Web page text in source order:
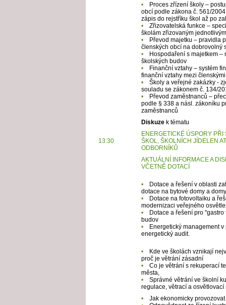
•
Proces zřízení školy –
obcí podle zákona č. 561/
zápis do rejstříku škol až po
•
Zřizovatelská funkce –
školám zřizovaným
•
Převod majetku – pravidla
členských obcí na dobrovolný
•
Hospodaření s majetkem –
školských budov
•
Finanční vztahy – systém
finanční vztahy mezi
•
Školy a veřejné zakázky -
souladu se zákonem č. 134/
•
Převod zaměstnanců –
podle § 338 a násl. zákoníku
zaměstnanců
Diskuzek tématu
13:30
ENERGETICKÉ ÚSPORY
ŠKOL, ŠKOLNÍCH JÍDELEN
ODBORNÍKŮ
AKTUÁLNÍ INFORMACE A
VČETNĚ DOTACÍ
•
Dotace a řešení v oblasti
dotace na bytové domy a
•
Dotace na fotovoltaiku a
modernizaci veřejného
•
Dotace a řešení pro
budov
•
Energetický management
energetický audit.
•
Kde ve školách vznikají
proč je větrání zásadní
•
Co je větrání s rekuperací
města,
•
Správné větrání ve školní
regulace, větrací a
•
Jak ekonomicky